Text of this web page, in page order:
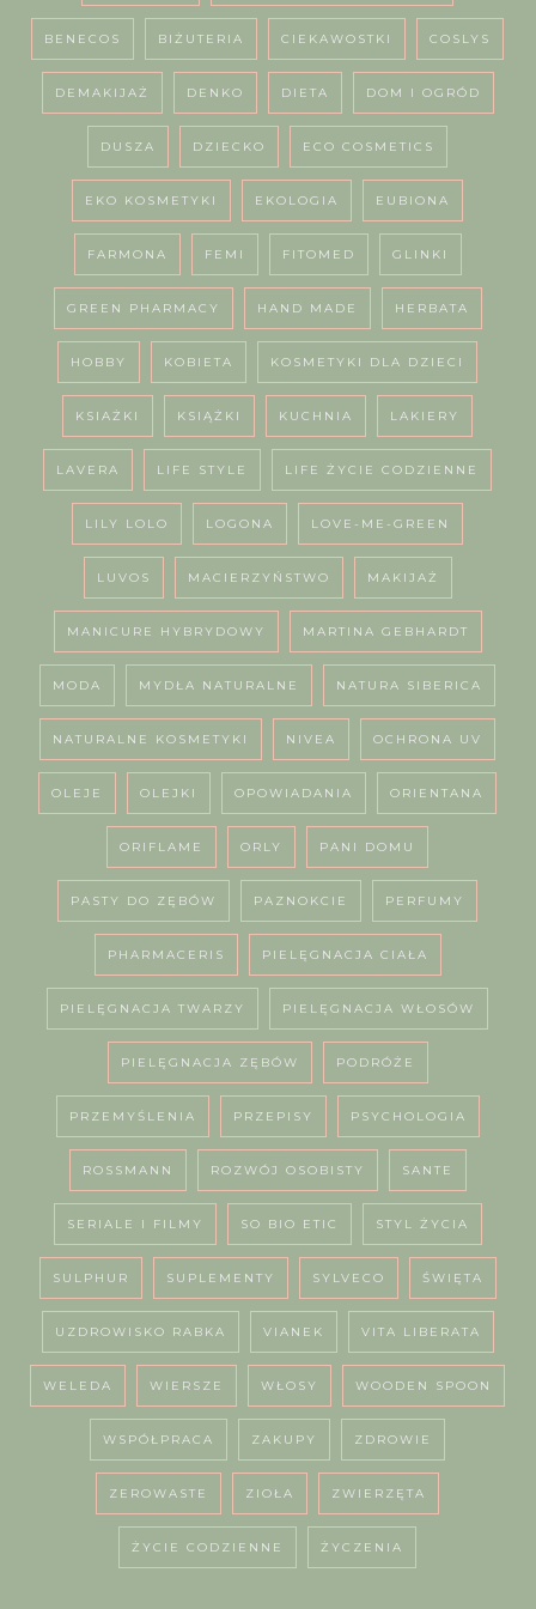
BENECOS BIŻUTERIA CIEKAWOSTKI COSLYS
DEMAKIJAŻ DENKO DIETA DOM I OGRÓD
DUSZA DZIECKO ECO COSMETICS
EKO KOSMETYKI EKOLOGIA EUBIONA
FARMONA FEMI FITOMED GLINKI
GREEN PHARMACY HAND MADE HERBATA
HOBBY KOBIETA KOSMETYKI DLA DZIECI
KSIAŻKI KSIĄŻKI KUCHNIA LAKIERY
LAVERA LIFE STYLE LIFE ŻYCIE CODZIENNE
LILY LOLO LOGONA LOVE-ME-GREEN
LUVOS MACIERZYŃSTWO MAKIJAŻ
MANICURE HYBRYDOWY MARTINA GEBHARDT
MODA MYDŁA NATURALNE NATURA SIBERICA
NATURALNE KOSMETYKI NIVEA OCHRONA UV
OLEJE OLEJKI OPOWIADANIA ORIENTANA
ORIFLAME ORLY PANI DOMU
PASTY DO ZĘBÓW PAZNOKCIE PERFUMY
PHARMACERIS PIELĘGNACJA CIAŁA
PIELĘGNACJA TWARZY PIELĘGNACJA WŁOSÓW
PIELĘGNACJA ZĘBÓW PODRÓŻE
PRZEMYŚLENIA PRZEPISY PSYCHOLOGIA
ROSSMANN ROZWÓJ OSOBISTY SANTE
SERIALE I FILMY SO BIO ETIC STYL ŻYCIA
SULPHUR SUPLEMENTY SYLVECO ŚWIĘTA
UZDROWISKO RABKA VIANEK VITA LIBERATA
WELEDA WIERSZE WŁOSY WOODEN SPOON
WSPÓŁPRACA ZAKUPY ZDROWIE
ZEROWASTE ZIOŁA ZWIERZĘTA
ŻYCIE CODZIENNE ŻYCZENIA